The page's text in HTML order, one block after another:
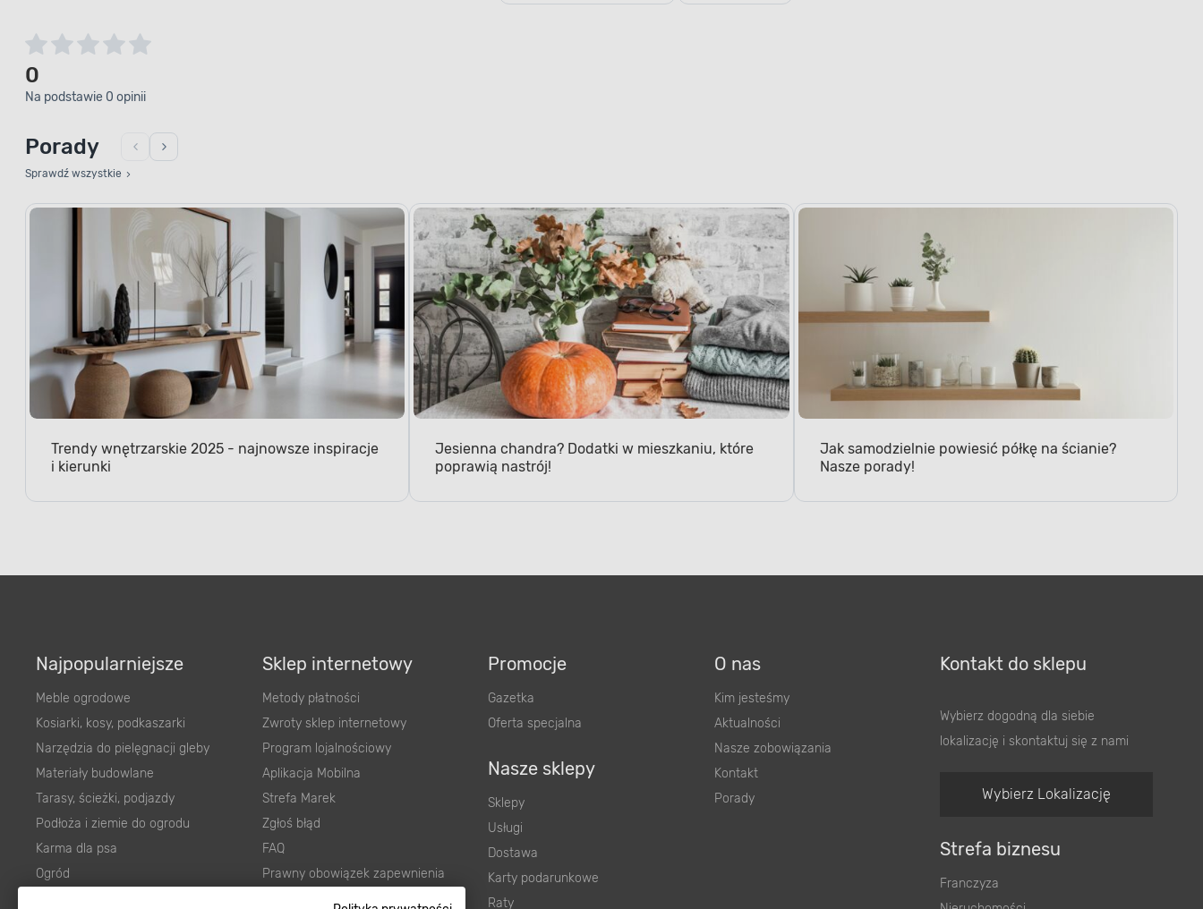
0
Na podstawie 0 opinii
Porady
Sprawdź wszystkie
Trendy wnętrzarskie 2025 - najnowsze inspiracje
i kierunki
Jesienna chandra? Dodatki w mieszkaniu, które
poprawią nastrój!
Jak samodzielnie powiesić półkę na ścianie?
Nasze porady!
Najpopularniejsze
Meble ogrodowe
Kosiarki, kosy, podkaszarki
Narzędzia do pielęgnacji gleby
Materiały budowlane
Tarasy, ścieżki, podjazdy
Podłoża i ziemie do ogrodu
Karma dla psa
Ogród
Sklep internetowy
Metody płatności
Zwroty sklep internetowy
Program lojalnościowy
Aplikacja Mobilna
Strefa Marek
Zgłoś błąd
FAQ
Prawny obowiązek zapewnienia
Promocje
Gazetka
Oferta specjalna
Nasze sklepy
Sklepy
Usługi
Dostawa
Karty podarunkowe
Raty
O nas
Kim jesteśmy
Aktualności
Nasze zobowiązania
Kontakt
Porady
Kontakt do sklepu
Wybierz dogodną dla siebie
lokalizację i skontaktuj się z nami
Wybierz Lokalizację
Strefa biznesu
Franczyza